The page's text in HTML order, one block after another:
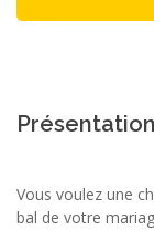
Vous voulez une
bal de votre